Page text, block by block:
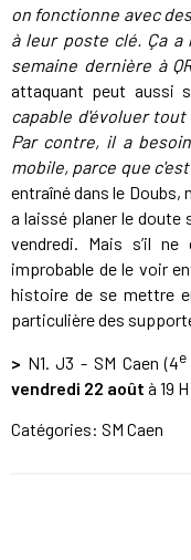
on fonctionne avec
à leur poste clé. Ça a
semaine dernière à
attaquant peut aussi
capable d'évoluer
Par contre, il a
mobile, parce que
entraîné dans le
a laissé planer le doute
vendredi. Mais s’il
improbable de le voir
histoire de se mettre
particulière des
> N1. J3 - SM Caen (4e
vendredi 22 août à 19
Catégories: SM Caen